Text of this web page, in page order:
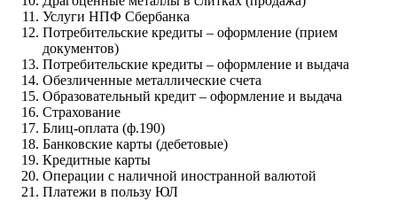
Услуги НПФ Сбербанка
Потребительские кредиты – оформление (прием
документов)
Потребительские кредиты – оформление и выдача
Обезличенные металлические счета
Образовательный кредит – оформление и выдача
Страхование
Блиц-оплата (ф.190)
Банковские карты (дебетовые)
Кредитные карты
Операции с наличной иностранной валютой
Платежи в пользу ЮЛ